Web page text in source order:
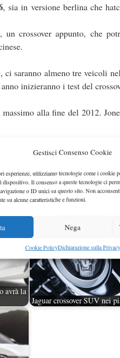
Gestisci Consenso Cookie
esperienze, utilizziamo tecnologie come i cookie
Il consenso a queste tecnologie ci
o ID unici su questo sito. Non
su alcune caratteristiche e funzioni.
Nega
Cookie PolicyDichiarazione sulla Privacy
, sia in versione berlina che
crossover appunto, che
saranno almeno tre veicoli
inizieranno i test del
alla fine del 2012.
permettendo di avere
avrà la
Jaguar crossover SUV nei